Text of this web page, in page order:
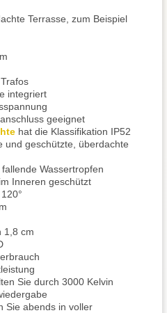
Terrasse, zum Beispiel
integriert
geeignet
hat die Klassifikation IP52
und geschützte, überdachte
Wassertropfen
Inneren geschützt
1,8 cm
Sie durch 3000 Kelvin
Sie abends in voller